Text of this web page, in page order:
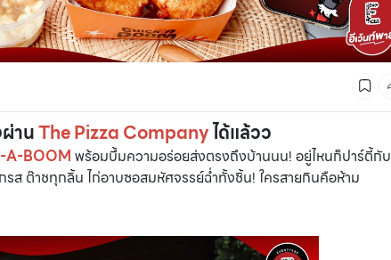
านThe Pizza Companyได้แล้วว
A-BOOM พร้อมบึ้มความอร่อยส่งตรงถึงบ้านนน! อยู่ไหนก็ปาร์ตี้กับ
รส ต๊าชทุกลิ้น ไก่อาบซอสมหัศจรรย์ฉ่ำทั้งชิ้น! ใครสายกินคือห้าม
CMG SHOP SHOP รวมแบรนด์ตัวท็อป ลดสูงสุด50%